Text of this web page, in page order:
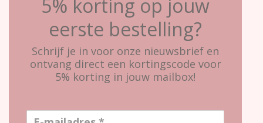
5% korting op jouw
eerste bestelling?
Schrijf je in voor onze nieuwsbrief en
ontvang direct een kortingscode voor
5% korting in jouw mailbox!